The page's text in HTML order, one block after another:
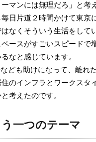
ーマンには無理だろ」と
日片道２時間かけて東京
なくそういう生活をして
ースがすごいスピードで
なと感じています。
ども助けになって、離れ
のインフラとワークスタ
考えたのです。
一つのテーマ